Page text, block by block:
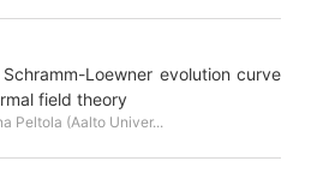
Loewner evolution curve
field theory
Peltola (Aalto Univer...